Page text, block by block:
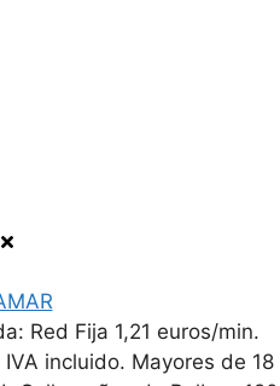
Contacto Aviso legal
Red Fija 1,21 euros/min.
incluido. Mayores de 18